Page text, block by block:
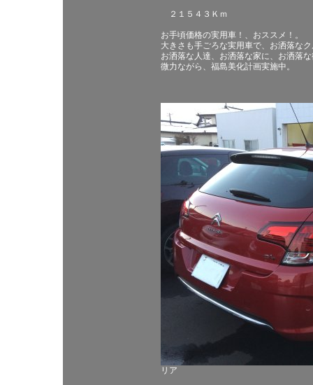
２１５４３Ｋｍ
お手頃価格の実用車！、おススメ！。
大きさも手ごろな実用車で、お洒落な
お洒落な人達、お洒落な家に、お洒落
微力ながら、福島美化計画実施中。
リア